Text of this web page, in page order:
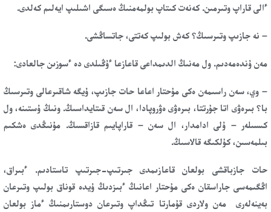
ءالى قاراپ وتىرمىن. كەنەت كىتاپ بولمەمنىڭ ەسىگى اشىلىپ ايەلىم كەلدى.
– نە جازىپ وتىرسىڭ؟ كەش بولىپ كەتتى، جاتساڭشى.
مەن ۇندەمەدىم. ول مەنىڭ الدىمداعى قاعازعا ءۇڭىلدى دە ءسوزىن جالعادى:
– وي، سەن راسىمەن ەكى مۇحتار اعاعا حات جازىپ، ۇيگە شاقىرعالى وتىرسىڭ
با؟ بىرەۋى اتا جۇرتتا، بىرەۋى ەۋروپادا، ال سەن قىتايداسىڭ. ونىڭ ۇستىنە، ول
كىسىلەر – ۇلى ادامدار، ال سەن – قاراپايىم قازاقسىڭ. مۇنىڭدى ەشكىم
بىلمەسىن، كۇلكىگە قالاسىڭ.
حات جازباقشى بولعان قاعازىمدى جىرتىپ-جىرتىپ تاستادىم. ءبىراق،
اڭگىمەسى جاراسقان ەكى مۇحتار اعانىڭ ءبىزدىڭ ۇيدە قوناق بولىپ وتىرعان
بەينەلەرى مەن ولاردى قۇمارتا تىڭداپ وتىرعان دوستارىمنىڭ ءماز بولعان